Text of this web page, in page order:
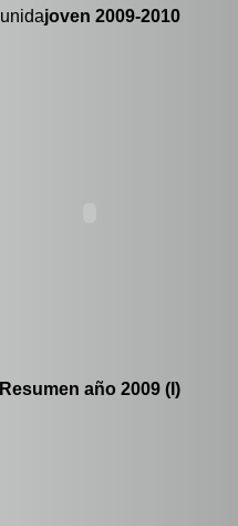
unidajoven 2009-2010
Resumen año 2009 (I)